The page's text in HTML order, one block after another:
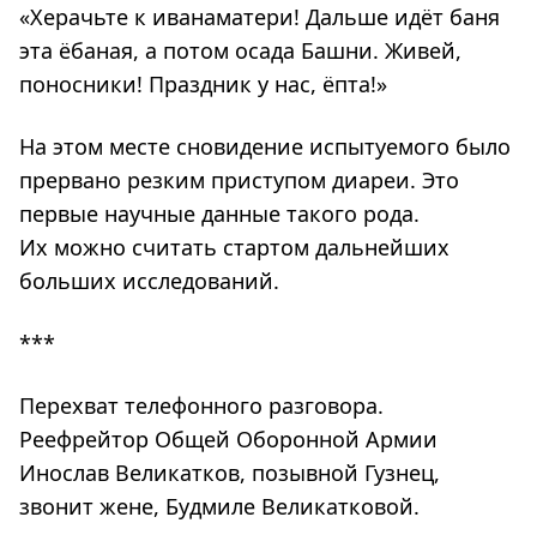
«Херачьте к иванаматери! Дальше идёт баня
эта ёбаная, а потом осада Башни. Живей,
поносники! Праздник у нас, ёпта!»
На этом месте сновидение испытуемого было
прервано резким приступом диареи. Это
первые научные данные такого рода.
Их можно считать стартом дальнейших
больших исследований.
***
Перехват телефонного разговора.
Реефрейтор Общей Оборонной Армии
Инослав Великатков, позывной Гузнец,
звонит жене, Будмиле Великатковой.